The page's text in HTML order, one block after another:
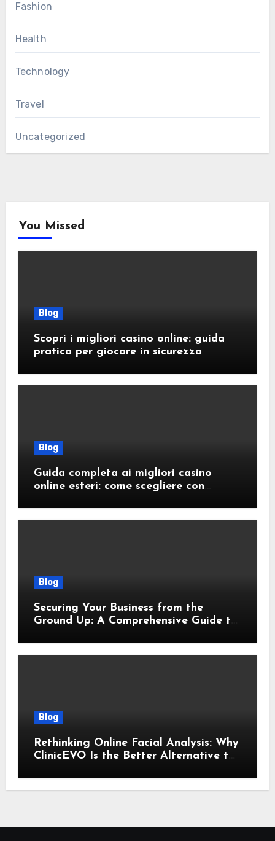
Fashion
Health
Technology
Travel
Uncategorized
You Missed
Blog
Scopri i migliori casino online: guida
pratica per giocare in sicurezza
Blog
Guida completa ai migliori casino
online esteri: come scegliere con
Blog
Securing Your Business from the
Ground Up: A Comprehensive Guide to
Blog
Rethinking Online Facial Analysis: Why
ClinicEVO Is the Better Alternative to